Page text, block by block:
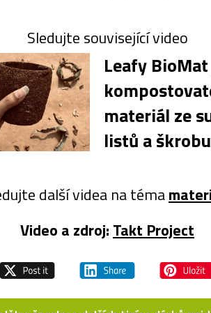
Sledujte související video
Leafy
materiál ze
listů a škrobu
další videa na téma
Video a zdroj: Takt Project